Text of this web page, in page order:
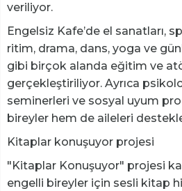
veriliyor.
Engelsiz Kafe’de el sanatları,
ritim, drama, dans, yoga ve
gibi birçok alanda eğitim ve
gerçekleştiriliyor. Ayrıca
seminerleri ve sosyal uyum
bireyler hem de aileleri
Kitaplar konuşuyor projesi
"Kitaplar Konuşuyor" projesi
engelli bireyler için sesli kitap